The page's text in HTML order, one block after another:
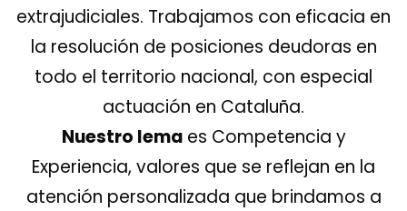
extrajudiciales. Trabajamos con eficacia en
la resolución de posiciones deudoras en
todo el territorio nacional, con especial
actuación en Cataluña.
Nuestro lema es Competencia y
Experiencia, valores que se reflejan en la
atención personalizada que brindamos a